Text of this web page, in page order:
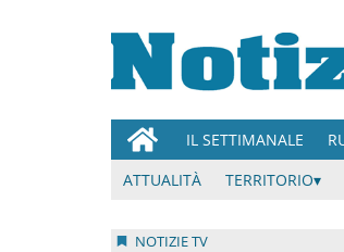
IL SETTIMANALE
ATTUALITÀ
TERRITORIO
NOTIZIE TV